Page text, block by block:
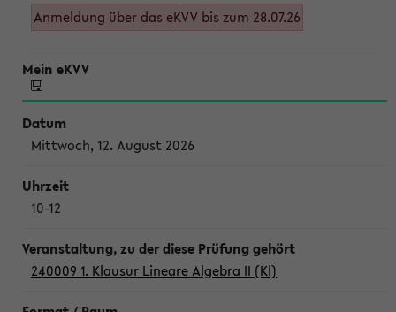
Anmeldung über das eKVV bis zum 28.07.26
Mittwoch, 12. August 2026
10-12
240009 1. Klausur Lineare Algebra II (Kl)